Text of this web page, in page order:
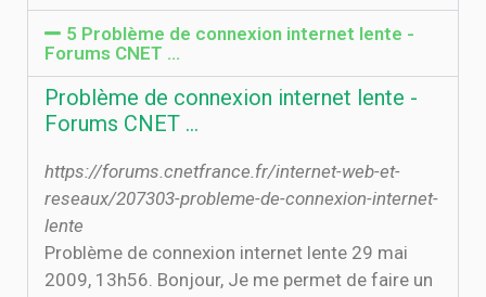
5 Problème de connexion internet lente -
Forums CNET …
Problème de connexion internet lente -
Forums CNET …
https://forums.cnetfrance.fr/internet-web-et-
reseaux/207303-probleme-de-connexion-internet-
lente
Problème de connexion internet lente 29 mai
2009, 13h56. Bonjour, Je me permet de faire un